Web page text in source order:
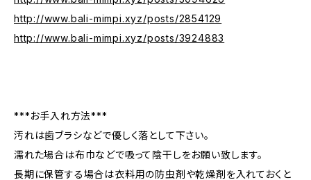
http://www.bali-mimpi.xyz/posts/2854129
http://www.bali-mimpi.xyz/posts/3924883
***お手入れ方法***
汚れは歯ブラシなどで優しく落として下さい。
濡れた場合は布巾などで吸って陰干しをお願い致します。
長期に保管する場合は衣料用の防虫剤や乾燥剤を入れておくと